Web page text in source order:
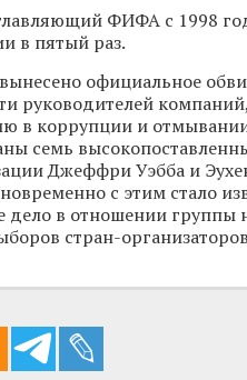
ФИФА с 1998
в пятый раз.
официальное
руководителей
в коррупции и
семь
Джеффри Уэбба и
с этим стало
дело в отношении группы
стран-